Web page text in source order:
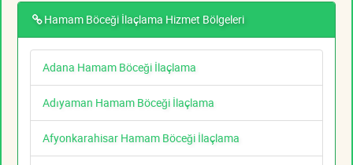
Hamam Böceği İlaçlama Hizmet Bölgeleri
Adana Hamam Böceği İlaçlama
Adıyaman Hamam Böceği İlaçlama
Afyonkarahisar Hamam Böceği İlaçlama